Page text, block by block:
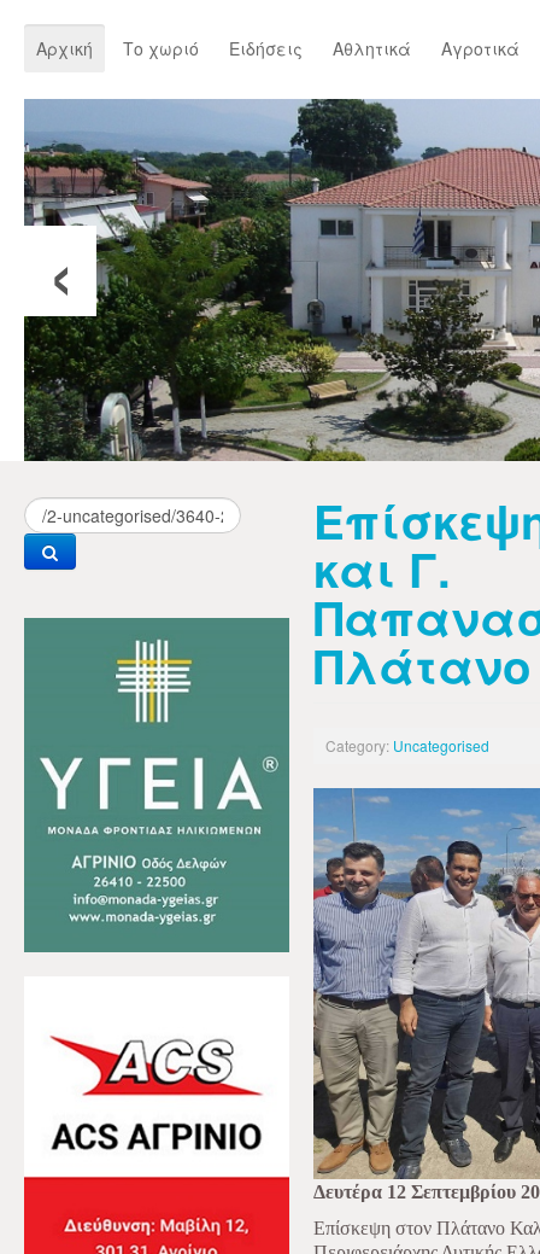
Αρχική Το χωριό Ειδήσεις Αθλητικά Αγροτικά
‹
και Γ.
Category: Uncategorised
Δευτέρα 12 Σεπτεμβρίου
Επίσκεψη στον Πλάτανο